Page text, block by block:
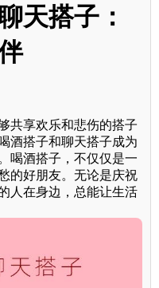
天搭子：
共享欢乐和悲伤的搭子
酒搭子和聊天搭子成为
喝酒搭子，不仅仅是一
的好朋友。无论是庆祝
人在身边，总能让生活